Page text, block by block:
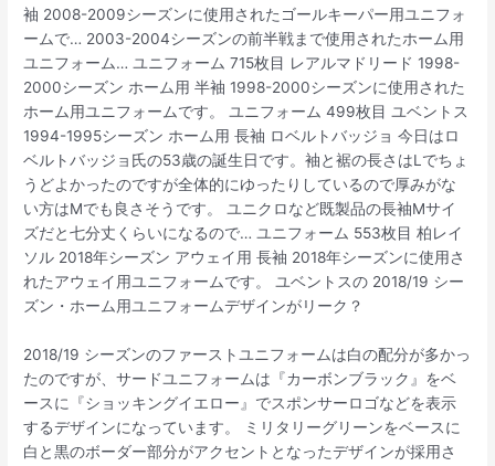
袖 2008-2009シーズンに使用されたゴールキーパー用ユニフォ
ームで… 2003-2004シーズンの前半戦まで使用されたホーム用
ユニフォーム… ユニフォーム 715枚目 レアルマドリード 1998-
2000シーズン ホーム用 半袖 1998-2000シーズンに使用された
ホーム用ユニフォームです。 ユニフォーム 499枚目 ユベントス
1994-1995シーズン ホーム用 長袖 ロベルトバッジョ 今日はロ
ベルトバッジョ氏の53歳の誕生日です。袖と裾の長さはLでちょ
うどよかったのですが全体的にゆったりしているので厚みがな
い方はMでも良さそうです。 ユニクロなど既製品の長袖Mサイ
ズだと七分丈くらいになるので… ユニフォーム 553枚目 柏レイ
ソル 2018年シーズン アウェイ用 長袖 2018年シーズンに使用さ
れたアウェイ用ユニフォームです。 ユベントスの 2018/19 シー
ズン・ホーム用ユニフォームデザインがリーク？
2018/19 シーズンのファーストユニフォームは白の配分が多かっ
たのですが、サードユニフォームは『カーボンブラック』をベ
ースに『ショッキングイエロー』でスポンサーロゴなどを表示
するデザインになっています。 ミリタリーグリーンをベースに
白と黒のボーダー部分がアクセントとなったデザインが採用さ